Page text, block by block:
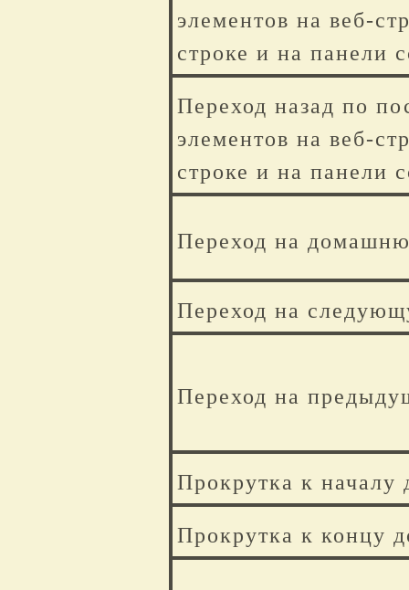
элементов на веб-
строке и на панели
Переход назад по
элементов на веб-
строке и на панели
Переход на
Переход на
Переход на
Прокрутка к началу
Прокрутка к концу